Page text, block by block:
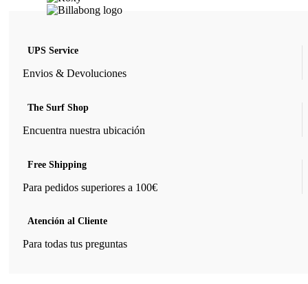
UPS Service
Envios & Devoluciones
The Surf Shop
Encuentra nuestra ubicación
Free Shipping
Para pedidos superiores a 100€
Atención al Cliente
Para todas tus preguntas